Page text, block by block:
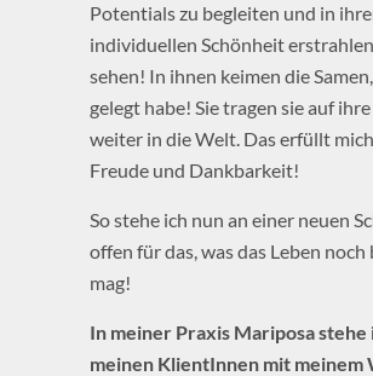
Potentials zu begleiten und in
individuellen Schönheit
sehen! In ihnen keimen die
gelegt habe! Sie tragen sie auf
weiter in die Welt. Das erfüllt
Freude und Dankbarkeit!
So stehe ich nun an einer neuen
offen für das, was das Leben noch
mag!
In meiner Praxis Mariposa stehe
meinen KlientInnen mit meinem